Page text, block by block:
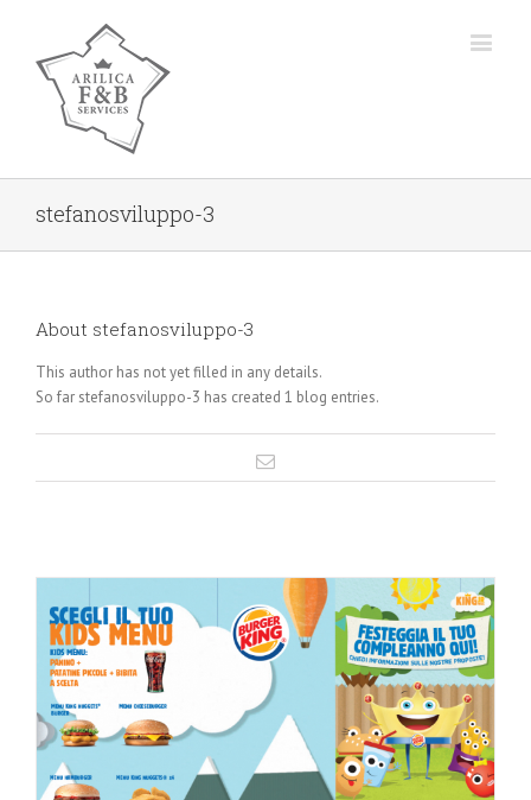
stefanosviluppo-3
About stefanosviluppo-3
This author has not yet filled in any details.
So far stefanosviluppo-3 has created 1 blog entries.
Email